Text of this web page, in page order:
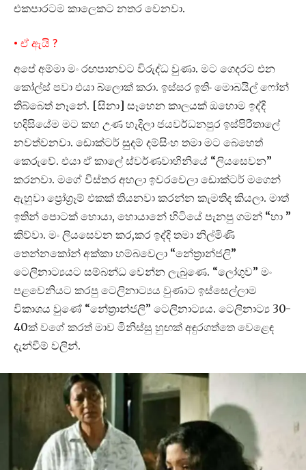
එකපාරටම කාලෙකට නතර වෙනවා.
• ඒ ඇයි ?
අපේ අම්මා මං රඟපානවට විරුද්ධ වුණා. මට ගෙදරට එන
කෝල්ස් පවා එයා බ්ලොක් කරා. ඉස්සර ඉතිං මොබයිල් ෆෝන්
තිබ්බෙත් නෑනේ. [සිනා] සෑහෙන කාලයක් ඔහොම ඉද්දි
හදිසියේම මට කහ උණ හැදිලා ජයවර්ධනපුර ඉස්පිරිතාලේ
නවත්වනවා. ඩොක්ටර් සුදම් දම්සිංහ තමා මට බෙහෙත්
කෙරුවේ. එයා ඒ කාලේ ස්වර්ණවාහිනියේ “ලියසෙවන”
කරනවා. මගේ විස්තර අහලා ඉවරවෙලා ඩොක්ටර් මගෙන්
ඇහුවා ප්‍රෝග්‍රෑම් එකක් තියනවා කරන්න කැමතිද කියලා. මාත්
ඉතින් පොටක් හොයා, හොයානේ හිටියේ පැනපු ගමන් “හා ”
කිව්වා. මං ලියසෙවන කර,කර ඉද්දි තමා නිල්මිණි
තෙන්නකෝන් අක්කා හම්බවෙලා “නේත්‍රාන්ජලි”
ටෙලිනාට්‍යයට සම්බන්ධ වෙන්න ලැබුණෙ. “ලෝගුව” මං
පළවෙනියට කරපු ටෙලිනාට්‍යය වුණාට ඉස්සෙල්ලාම
විකාශය වුණේ “නේත්‍රාන්ජලි” ටෙලිනාට්‍යය. ටෙලිනාට්‍ය 30-
40ක් වගේ කරත් මාව මිනිස්සු හුඟක් අඳුරගත්තෙ වෙළෙඳ
දැන්වීම් වලින්.